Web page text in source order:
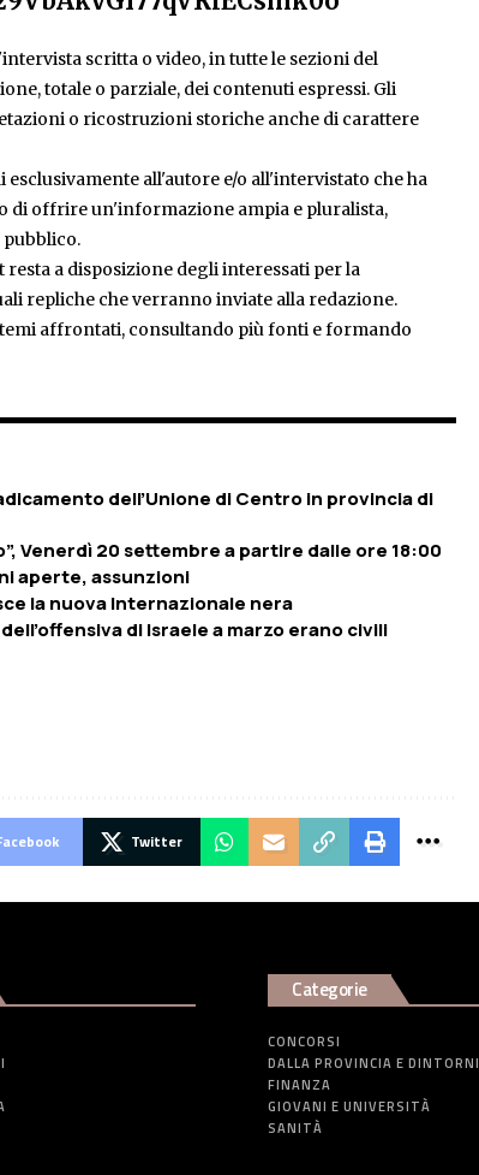
scritta o video, in tutte le sezioni del
totale o parziale, dei contenuti espressi. Gli
o ricostruzioni storiche anche di carattere
all'autore e/o all'intervistato che ha
di offrire un'informazione ampia e pluralista,
a disposizione degli interessati per la
repliche che verranno inviate alla redazione.
affrontati, consultando più fonti e formando
dell’Unione di Centro in provincia di
Venerdì 20 settembre a partire dalle ore 18:00
aperte, assunzioni
la nuova Internazionale nera
di Israele a marzo erano civili
Twitter
Categorie
CONCORSI
DALLA PROVINCIA E DINTORNI
FINANZA
GIOVANI E UNIVERSITÀ
SANITÀ